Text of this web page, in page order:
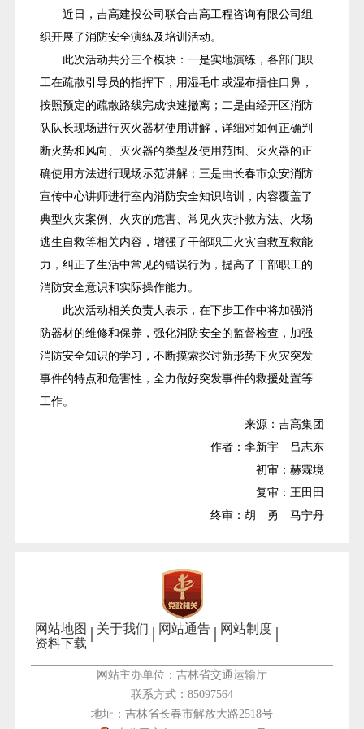
近日，吉高建投公司联合吉高工程咨询有限公司组
织开展了消防安全演练及培训活动。
此次活动共分三个模块：一是实地演练，各部门职
工在疏散引导员的指挥下，用湿毛巾或湿布捂住口鼻，
按照预定的疏散路线完成快速撤离；二是由经开区消防
队队长现场进行灭火器材使用讲解，详细对如何正确判
断火势和风向、灭火器的类型及使用范围、灭火器的正
确使用方法进行现场示范讲解；三是由长春市众安消防
宣传中心讲师进行室内消防安全知识培训，内容覆盖了
典型火灾案例、火灾的危害、常见火灾扑救方法、火场
逃生自救等相关内容，增强了干部职工火灾自救互救能
力，纠正了生活中常见的错误行为，提高了干部职工的
消防安全意识和实际操作能力。
此次活动相关负责人表示，在下步工作中将加强消
防器材的维修和保养，强化消防安全的监督检查，加强
消防安全知识的学习，不断摸索探讨新形势下火灾突发
事件的特点和危害性，全力做好突发事件的救援处置等
工作。
来源：吉高集团
作者：李新宇 吕志东
初审：赫霖境
复审：王田田
终审：胡 勇 马宁丹
网站地图 关于我们 网站通告
网站制度
资料下载
网站主办单位：吉林省交通运输厅
联系方式：85097564
地址：吉林省长春市解放大路2518号